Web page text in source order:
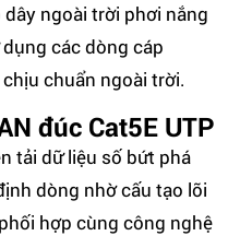
ngoài trời phơi nắng
các dòng cáp
chuẩn ngoài trời.
đúc Cat5E UTP
tải dữ liệu số bứt phá
dòng nhờ cấu tạo lõi
hợp cùng công nghệ